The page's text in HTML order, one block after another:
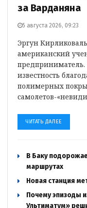
за Варданяна
5 августа 2026, 09:23
Эргун
американский
известность
полимерных
самолетов-
ЧИТАТЬ ДАЛЕЕ
В Баку
маршрутах
Новая станция
Почему эпизоды
Ультиматум»